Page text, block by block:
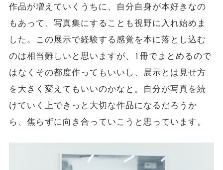
作品が増えていくうちに、自分自身が本好きなの
もあって、写真集にすることも視野に入れ始めま
した。この展示で経験する感覚を本に落とし込む
のは相当難しいと思いますが、1冊でまとめるので
はなくその都度作ってもいいし、展示とは見せ方
を大きく変えてもいいのかなと。自分が写真を続
けていく上できっと大切な作品になるだろうか
ら、焦らずに向き合っていこうと思っています。